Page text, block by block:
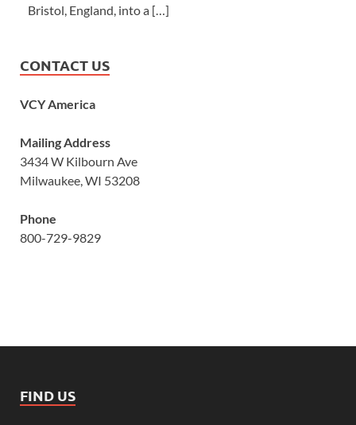
Bristol, England, into a […]
CONTACT US
VCY America
Mailing Address
3434 W Kilbourn Ave
Milwaukee, WI 53208
Phone
800-729-9829
FIND US